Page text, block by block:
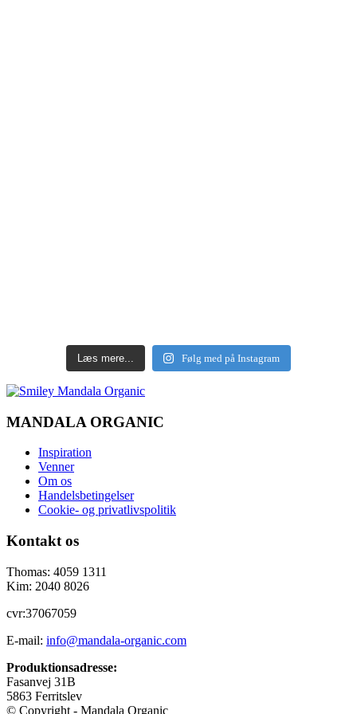
Læs mere... Følg med på Instagram
MANDALA ORGANIC
Inspiration
Venner
Om os
Handelsbetingelser
Cookie- og privatlivspolitik
Kontakt os
Thomas: 4059 1311
Kim: 2040 8026
cvr:37067059
E-mail: info@mandala-organic.com
Produktionsadresse:
Fasanvej 31B
5863 Ferritslev
© Copyright - Mandala Organic